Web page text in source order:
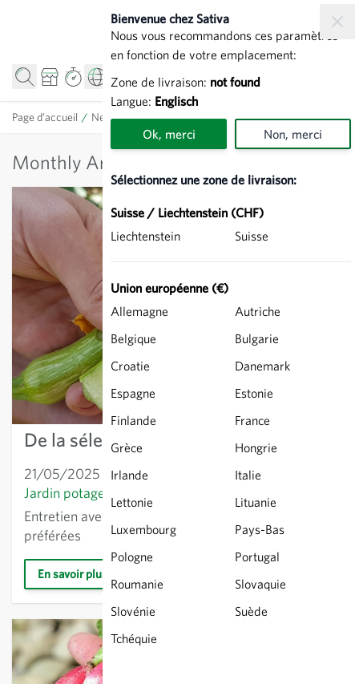
Bienvenue chez Sativa
Nous vous recommandons ces paramètres
en fonction de votre emplacement:
Zone de livraison: not found
Langue: Englisch
Ok, merci Non, merci
Sélectionnez une zone de livraison:
Suisse / Liechtenstein (CHF)
Liechtenstein
Suisse
Union européenne (€)
Allemagne
Autriche
Belgique
Bulgarie
Croatie
Danemark
Espagne
Estonie
Finlande
France
Grèce
Hongrie
Irlande
Italie
Lettonie
Lituanie
Luxembourg
Pays-Bas
Pologne
Portugal
Roumanie
Slovaquie
Slovénie
Suède
Tchéquie
Page d’accueil / News
Monthly Archives: Mai 2025
De la sélection végétale Sativa
21/05/2025 Différents thèmes Maraîchage
Jardin potager
Entretien avec Fadi Kanso : projets, défis, variétés
préférées
En savoir plus